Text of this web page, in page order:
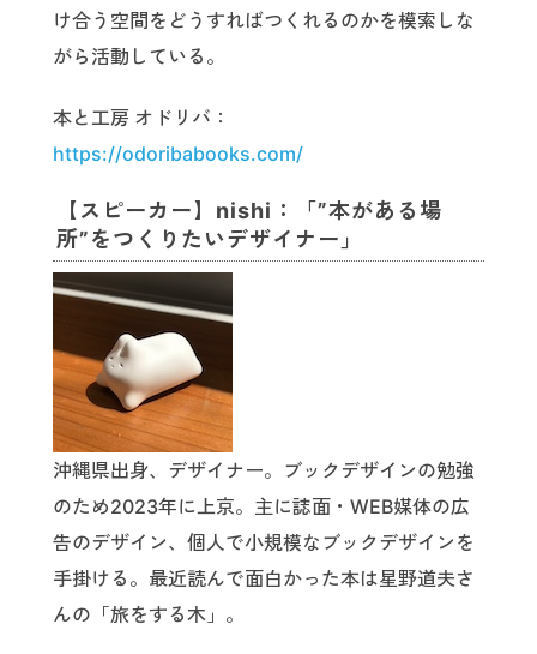
け合う空間をどうすればつくれるのかを模索しな
がら活動している。
本と工房 オドリバ：
https://odoribabooks.com/
【スピーカー】nishi：「”本がある場
所”をつくりたいデザイナー」
沖縄県出身、デザイナー。ブックデザインの勉強
のため2023年に上京。主に誌面・WEB媒体の広
告のデザイン、個人で小規模なブックデザインを
手掛ける。最近読んで面白かった本は星野道夫さ
んの「旅をする木」。